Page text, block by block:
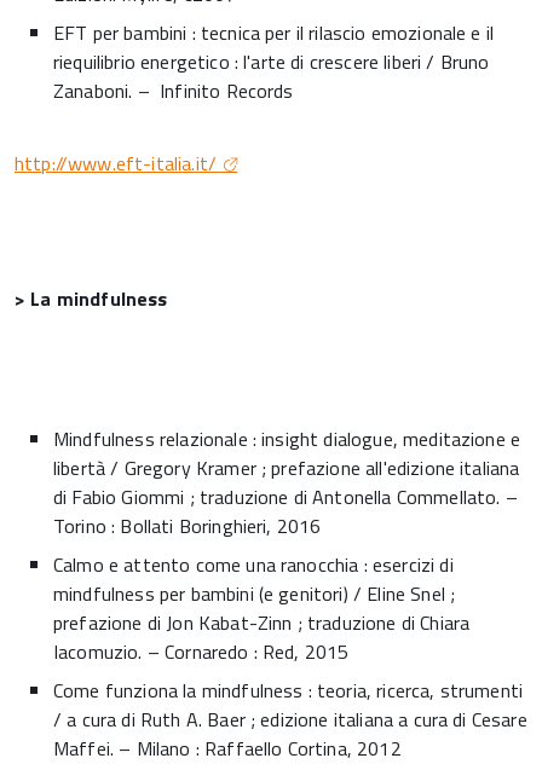
EFT per bambini : tecnica per il rilascio emozionale e il
riequilibrio energetico : l'arte di crescere liberi / Bruno
Zanaboni. – Infinito Records
http://www.eft-italia.it/
> La mindfulness
Mindfulness relazionale : insight dialogue, meditazione e
libertà / Gregory Kramer ; prefazione all'edizione italiana
di Fabio Giommi ; traduzione di Antonella Commellato. –
Torino : Bollati Boringhieri, 2016
Calmo e attento come una ranocchia : esercizi di
mindfulness per bambini (e genitori) / Eline Snel ;
prefazione di Jon Kabat-Zinn ; traduzione di Chiara
Iacomuzio. – Cornaredo : Red, 2015
Come funziona la mindfulness : teoria, ricerca, strumenti
/ a cura di Ruth A. Baer ; edizione italiana a cura di Cesare
Maffei. – Milano : Raffaello Cortina, 2012